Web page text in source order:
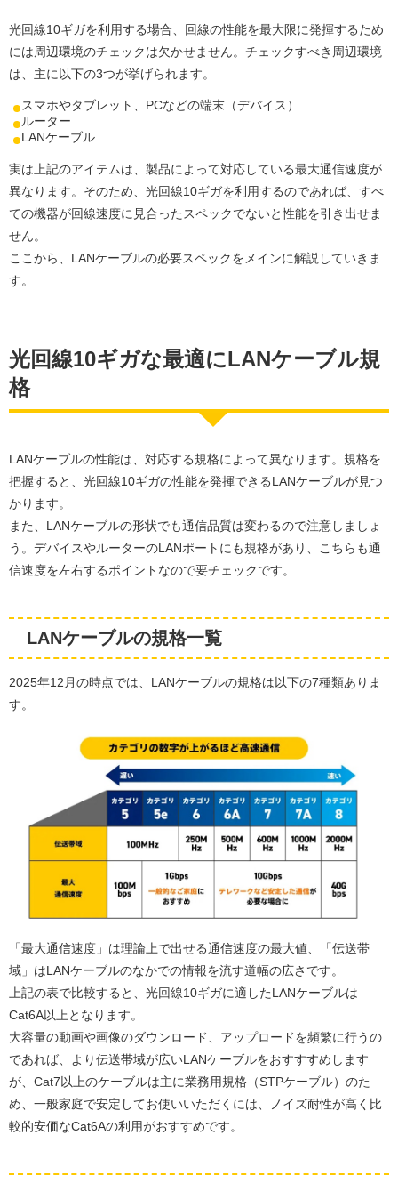
光回線10ギガを利用する場合、回線の性能を最大限に発揮するため
には周辺環境のチェックは欠かせません。チェックすべき周辺環境
は、主に以下の3つが挙げられます。
スマホやタブレット、PCなどの端末（デバイス）
ルーター
LANケーブル
実は上記のアイテムは、製品によって対応している最大通信速度が
異なります。そのため、光回線10ギガを利用するのであれば、すべ
ての機器が回線速度に見合ったスペックでないと性能を引き出せま
せん。
ここから、LANケーブルの必要スペックをメインに解説していきま
す。
光回線10ギガな最適にLANケーブル規
格
LANケーブルの性能は、対応する規格によって異なります。規格を
把握すると、光回線10ギガの性能を発揮できるLANケーブルが見つ
かります。
また、LANケーブルの形状でも通信品質は変わるので注意しましょ
う。デバイスやルーターのLANポートにも規格があり、こちらも通
信速度を左右するポイントなので要チェックです。
LANケーブルの規格一覧
2025年12月の時点では、LANケーブルの規格は以下の7種類ありま
す。
「最大通信速度」は理論上で出せる通信速度の最大値、「伝送帯
域」はLANケーブルのなかでの情報を流す道幅の広さです。
上記の表で比較すると、光回線10ギガに適したLANケーブルは
Cat6A以上となります。
大容量の動画や画像のダウンロード、アップロードを頻繁に行うの
であれば、より伝送帯域が広いLANケーブルをおすすすめします
が、Cat7以上のケーブルは主に業務用規格（STPケーブル）のた
め、一般家庭で安定してお使いいただくには、ノイズ耐性が高く比
較的安価なCat6Aの利用がおすすめです。